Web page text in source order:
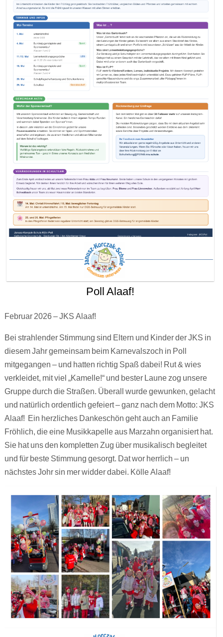
Poll Alaaf!
Februar 2026 – JKS Alaaf!
Bei strahlender Stimmung sind Eltern und Kinder der JKS in
diesem Jahr gemeinsam beim Karnevalszoch in Poll
mitgegangen – und hatten richtig Spaß dabei! Rut & wies
verkleidet, mit viel „Kamelle!“ und bester Laune zog unsere
Gruppe durch die Straßen. Überall wurde gewunken, gelacht
und natürlich ordentlich gefeiert – ganz nach dem Motto: JKS
Alaaf! Ein herzliches Dankeschön geht auch an Familie
Fröhlich, die eine Musikkapelle aus Marzahn organisiert hat.
Sie hat uns den kompletten Zug über musikalisch begleitet
und für beste Stimmung gesorgt. Dat wor herrlich – un
nächstes Johr sin mer widder dabei. Kölle Alaaf!